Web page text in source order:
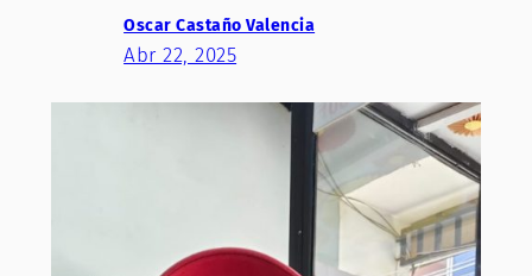
Oscar Castaño Valencia
Abr 22, 2025